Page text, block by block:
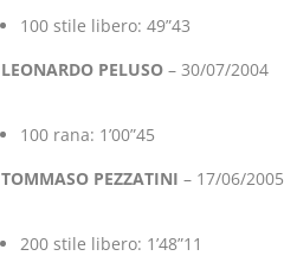
100 stile libero: 49”43
LEONARDO PELUSO– 30/07/2004
100 rana: 1’00”45
TOMMASO PEZZATINI – 17/06/2005
200 stile libero: 1’48”11